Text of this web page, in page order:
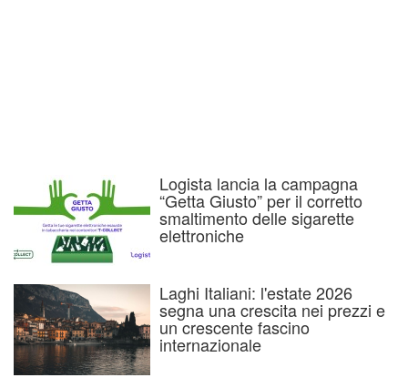
Logista lancia la campagna
“Getta Giusto” per il corretto
smaltimento delle sigarette
elettroniche
Laghi Italiani: l'estate 2026
segna una crescita nei prezzi e
un crescente fascino
internazionale